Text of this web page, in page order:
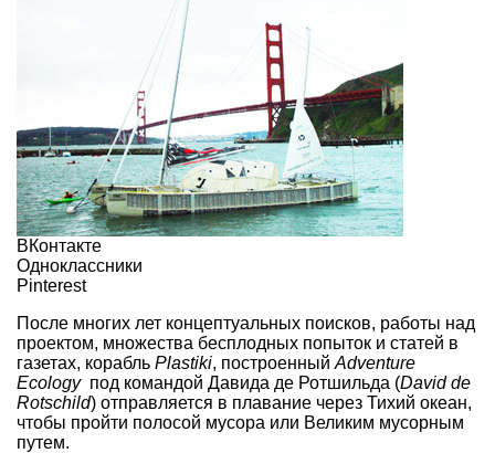
ВКонтакте
Одноклассники
Pinterest
После многих лет концептуальных поисков, работы над
проектом, множества бесплодных попыток и статей в
газетах, корабль Plastiki, построенный Adventure
Ecologyпод командой Давида де Ротшильда (David de
Rotschild) отправляется в плавание через Тихий океан,
чтобы пройти полосой мусора или Великим мусорным
путем.